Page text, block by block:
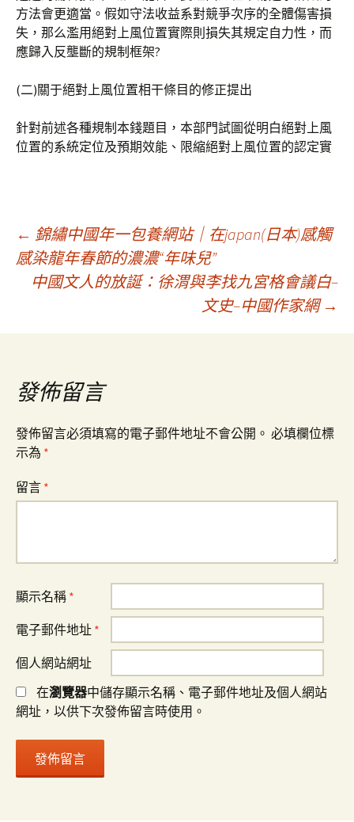
方法會更適當。假如守法收益系對競爭次序的全體傷害損
失，那么濫用絕對上風位置實際則損失其規定自力性，而
應歸入反壟斷的規制框架?
(二)關于絕對上風位置相干條目的修正提出
針對前述各種規制本錢題目，本部門試圖從明白絕對上風
位置的系統定位及預期效能、限縮絕對上風位置的認定實
文
章
導
覽
← 錦繡中國年一包養網站｜在japan(日本)感觸
感染龍年春節的濃濃“年味兒”
中國文人的放誕：徐渭與李找九宮格會議白–
文史–中國作家網 →
發佈留言
發佈留言必須填寫的電子郵件地址不會公開。 必填欄位標
示為 *
留言 *
顯示名稱 *
電子郵件地址 *
個人網站網址
在瀏覽器中儲存顯示名稱、電子郵件地址及個人網站
網址，以供下次發佈留言時使用。